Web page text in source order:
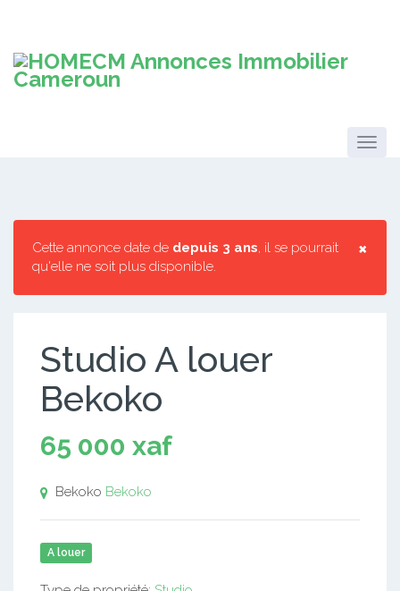
×
Cette annonce date de depuis 3 ans, il se pourrait
qu'elle ne soit plus disponible.
Studio A louer
Bekoko
65 000 xaf
Bekoko Bekoko
A louer